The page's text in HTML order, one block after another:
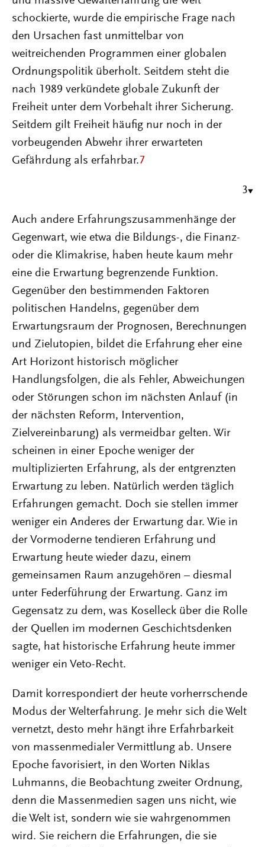
schockierte, wurde die empirische Frage nach
den Ursachen fast unmittelbar von
weitreichenden Programmen einer globalen
Ordnungspolitik überholt. Seitdem steht die
nach 1989 verkündete globale Zukunft der
Freiheit unter dem Vorbehalt ihrer Sicherung.
Seitdem gilt Freiheit häufig nur noch in der
vorbeugenden Abwehr ihrer erwarteten
Gefährdung als erfahrbar.7
3
Auch andere Erfahrungszusammenhänge der
Gegenwart, wie etwa die Bildungs-, die Finanz-
oder die Klimakrise, haben heute kaum mehr
eine die Erwartung begrenzende Funktion.
Gegenüber den bestimmenden Faktoren
politischen Handelns, gegenüber dem
Erwartungsraum der Prognosen, Berechnungen
und Zielutopien, bildet die Erfahrung eher eine
Art Horizont historisch möglicher
Handlungsfolgen, die als Fehler, Abweichungen
oder Störungen schon im nächsten Anlauf (in
der nächsten Reform, Intervention,
Zielvereinbarung) als vermeidbar gelten. Wir
scheinen in einer Epoche weniger der
multiplizierten Erfahrung, als der entgrenzten
Erwartung zu leben. Natürlich werden täglich
Erfahrungen gemacht. Doch sie stellen immer
weniger ein Anderes der Erwartung dar. Wie in
der Vormoderne tendieren Erfahrung und
Erwartung heute wieder dazu, einem
gemeinsamen Raum anzugehören – diesmal
unter Federführung der Erwartung. Ganz im
Gegensatz zu dem, was Koselleck über die Rolle
der Quellen im modernen Geschichtsdenken
sagte, hat historische Erfahrung heute immer
weniger ein Veto-Recht.
Damit korrespondiert der heute vorherrschende
Modus der Welterfahrung. Je mehr sich die Welt
vernetzt, desto mehr hängt ihre Erfahrbarkeit
von massenmedialer Vermittlung ab. Unsere
Epoche favorisiert, in den Worten Niklas
Luhmanns, die Beobachtung zweiter Ordnung,
denn die Massenmedien sagen uns nicht, wie
die Welt ist, sondern wie sie wahrgenommen
wird. Sie reichern die Erfahrungen, die sie